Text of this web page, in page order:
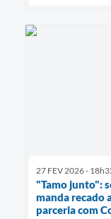
27 FEV 2026 -
"Tamo junto":
manda recado
parceria com